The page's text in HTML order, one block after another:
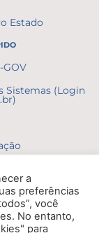
Estado
GOV
Sistemas (Login
a
preferências
você
No entanto,
para